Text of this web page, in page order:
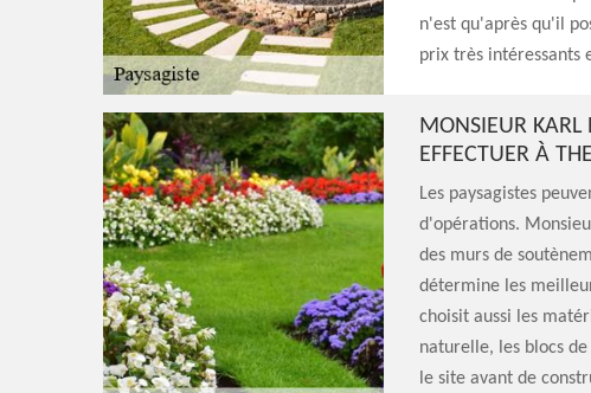
n'est qu'après qu'il
prix très intéressants
MONSIEUR KARL
EFFECTUER À
Les paysagistes
d'opérations.
des murs de
détermine les
choisit aussi les
naturelle, les blocs
le site avant de